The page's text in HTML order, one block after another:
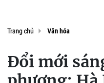
Trang chủ Văn hóa
Đổi mới